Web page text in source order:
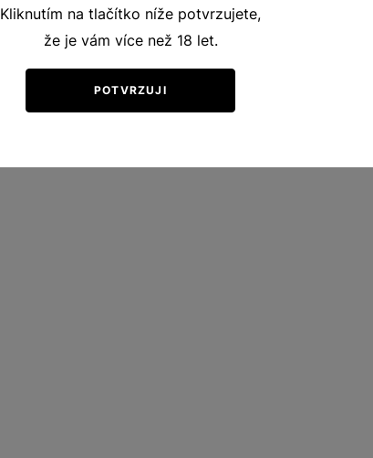
Kliknutím na tlačítko níže potvrzujete,
že je vám více než 18 let.
POTVRZUJI